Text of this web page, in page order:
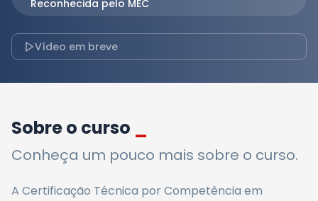
Reconhecida pelo MEC
Vídeo em breve
Sobre o curso
Conheça um pouco mais sobre o curso.
A Certificação Técnica por Competência em